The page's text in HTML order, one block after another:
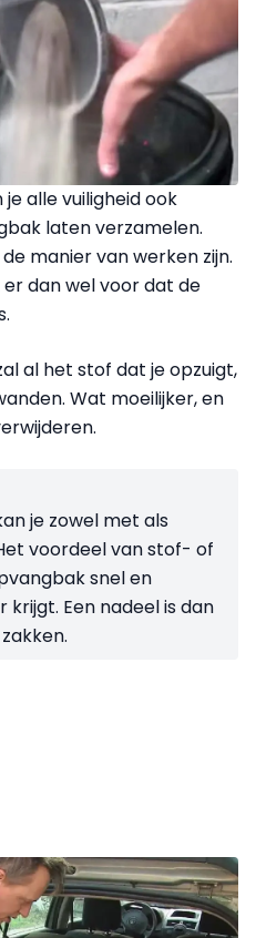
alle vuiligheid ook
laten verzamelen.
manier van werken zijn.
dan wel voor dat de
al het stof dat je opzuigt,
Wat moeilijker, en
je zowel met als
voordeel van stof- of
snel en
Een nadeel is dan